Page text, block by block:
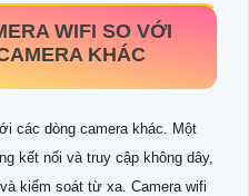
WIFI SO VỚI
KHÁC
các dòng camera khác. Một
kết nối và truy cập không dây,
kiểm soát từ xa. Camera wifi